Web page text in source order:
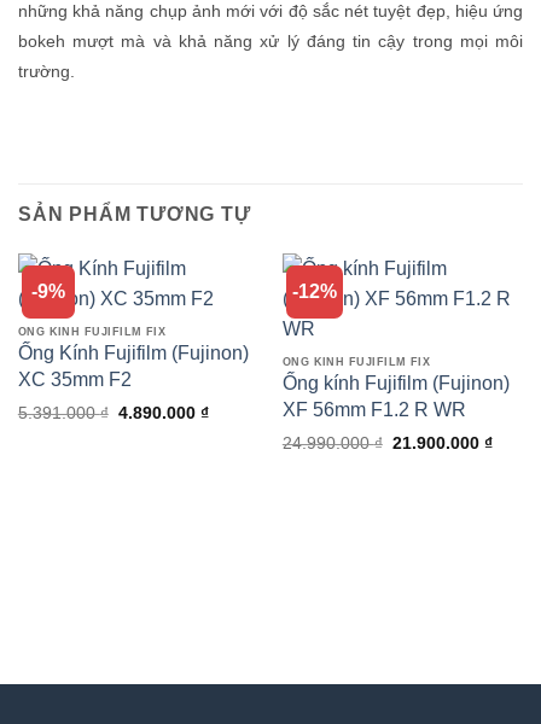
những khả năng chụp ảnh mới với độ sắc nét tuyệt đẹp, hiệu ứng
bokeh mượt mà và khả năng xử lý đáng tin cậy trong mọi môi
trường.
SẢN PHẨM TƯƠNG TỰ
-9%
ỐNG KÍNH FUJIFILM FIX
Ống Kính Fujifilm (Fujinon)
XC 35mm F2
5.391.000₫ Giá
4.890.000 ₫Giá
-12%
ỐNG KÍNH FUJIFILM FIX
Ống kính Fujifilm (Fujinon)
XF 56mm F1.2 R WR
24.990.000₫ Giá
21.900.000 ₫Giá